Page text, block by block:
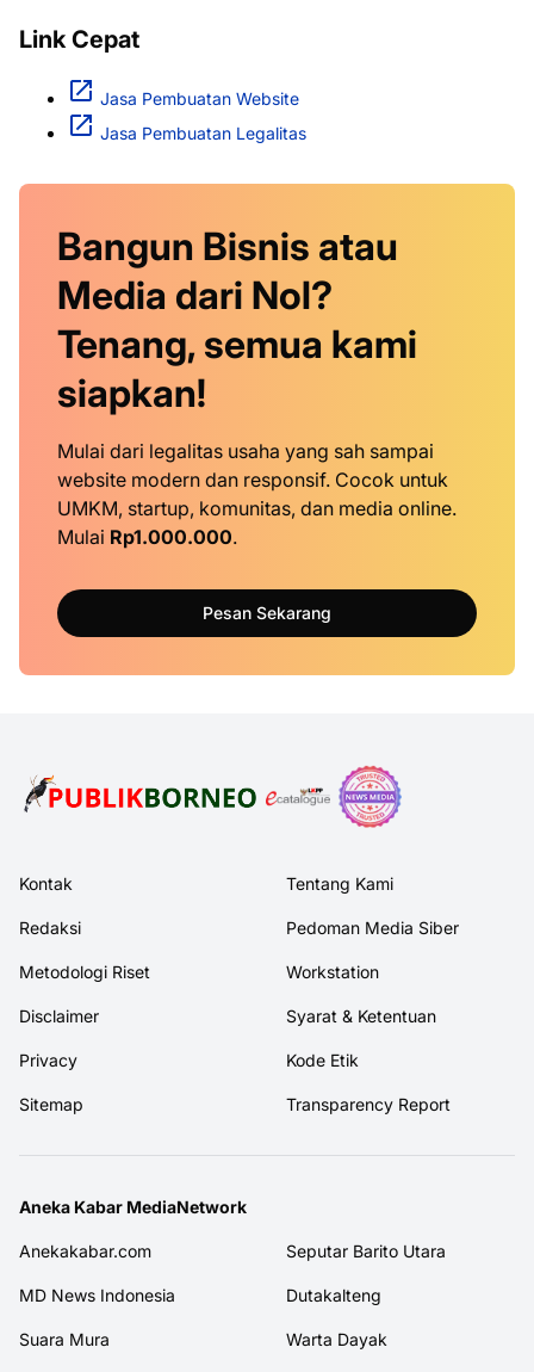
Link Cepat
Jasa Pembuatan Website
Jasa Pembuatan Legalitas
Bangun Bisnis atau
Media dari Nol?
Tenang, semua kami
siapkan!
Mulai dari legalitas usaha yang sah sampai
website modern dan responsif. Cocok untuk
UMKM, startup, komunitas, dan media online.
Mulai Rp1.000.000.
Pesan Sekarang
Kontak Tentang Kami
Redaksi Pedoman Media Siber
Metodologi Riset Workstation
Disclaimer Syarat & Ketentuan
Privacy Kode Etik
Sitemap Transparency Report
Aneka Kabar MediaNetwork
Anekakabar.com Seputar Barito Utara
MD News Indonesia Dutakalteng
Suara Mura Warta Dayak